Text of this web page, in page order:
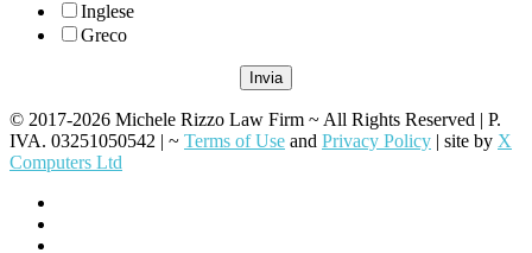
Inglese
Greco
© 2017-2026 Michele Rizzo Law Firm ~ All Rights Reserved | P.
IVA. 03251050542 | ~ Terms of Use and Privacy Policy | site by X
Computers Ltd